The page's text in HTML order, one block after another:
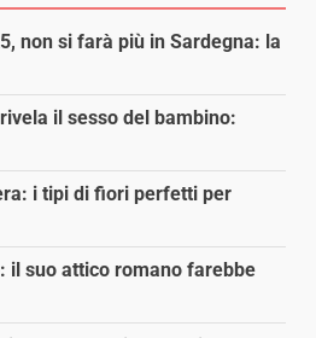
non si farà più in Sardegna: la
il sesso del bambino:
i tipi di fiori perfetti per
il suo attico romano farebbe